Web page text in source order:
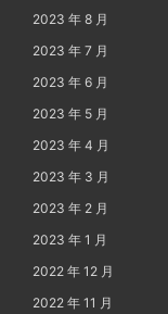
2023 年 8 月
2023 年 7 月
2023 年 6 月
2023 年 5 月
2023 年 4 月
2023 年 3 月
2023 年 2 月
2023 年 1 月
2022 年 12 月
2022 年 11 月